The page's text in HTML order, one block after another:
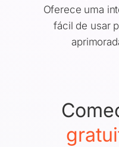
Oferece uma
fácil de usar